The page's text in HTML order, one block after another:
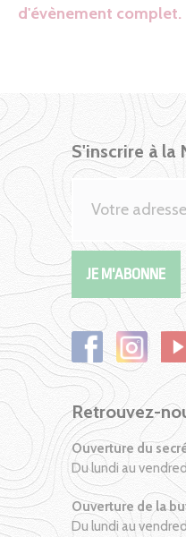
d'évènement complet.
S'inscrire à la
Retrouvez-
Ouverture du
Du lundi au
Ouverture de la
Du lundi au